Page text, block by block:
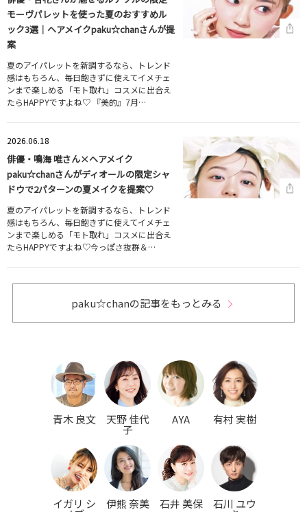
モーヴパレットを使った夏のおすすめル
ック3選｜ヘアメイクpaku☆chanさんが提
案
夏のアイパレットを新調するなら、トレンド
感はもちろん、毎日飽きずに使えてイメチェ
ンまで楽しめる「モト取れ」コスメに出合え
たらHAPPYですよね♡ 『美的』7月…
2026.06.18
俳優・鳴海 唯さん×ヘアメイク
paku☆chanさんがディオールの限定シャ
ドウで2パターンの夏メイクを提案♡
夏のアイパレットを新調するなら、トレンド
感はもちろん、毎日飽きずに使えてイメチェ
ンまで楽しめる「モト取れ」コスメに出合え
たらHAPPYですよね♡今っぽさ抜群＆…
paku☆chanの記事をもっとみる
青木 良文 天野 佳代
子
AYA 有村 実樹
イガリ シ 伊熊 奈美 石井 美保 石川 ユウ